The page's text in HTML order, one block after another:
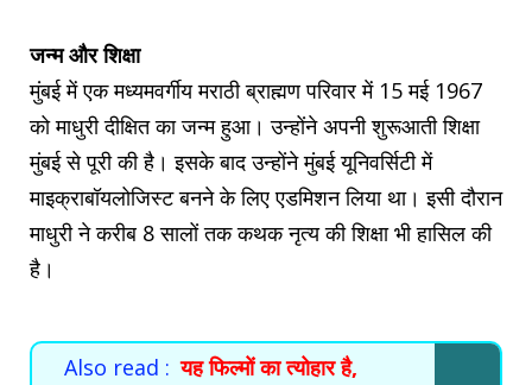
जन्म और शिक्षा
मुंबई में एक मध्यमवर्गीय मराठी ब्राह्मण परिवार में 15 मई 1967
को माधुरी दीक्षित का जन्म हुआ। उन्होंने अपनी शुरूआती शिक्षा
मुंबई से पूरी की है। इसके बाद उन्होंने मुंबई यूनिवर्सिटी में
माइक्राबॉयलोजिस्ट बनने के लिए एडमिशन लिया था। इसी दौरान
माधुरी ने करीब 8 सालों तक कथक नृत्य की शिक्षा भी हासिल की
है।
Also read : यह फिल्मों का त्योहार है,